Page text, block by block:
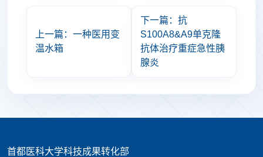
上一篇：一种医用变
温水箱
下一篇：抗
S100A8&A9单克隆
抗体治疗重症急性胰
腺炎
首都医科大学科技成果转化部